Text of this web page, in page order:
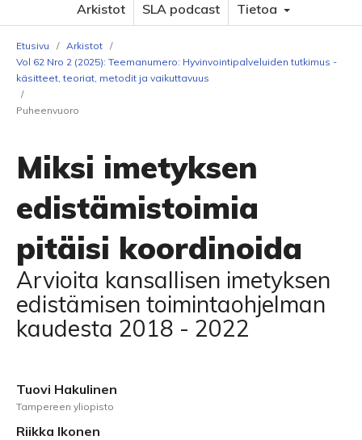
Arkistot
SLA podcast Tietoa
Etusivu / Arkistot /
Vol 62 Nro 2 (2025): Teemanumero: Hyvinvointipalveluiden tutkimus -
käsitteet, teoriat, metodit ja vaikuttavuus
/
Puheenvuoro
Miksi imetyksen
edistämistoimia
pitäisi koordinoida
Arvioita kansallisen imetyksen
edistämisen toimintaohjelman
kaudesta 2018 - 2022
Tuovi Hakulinen
Tampereen yliopisto
Riikka Ikonen